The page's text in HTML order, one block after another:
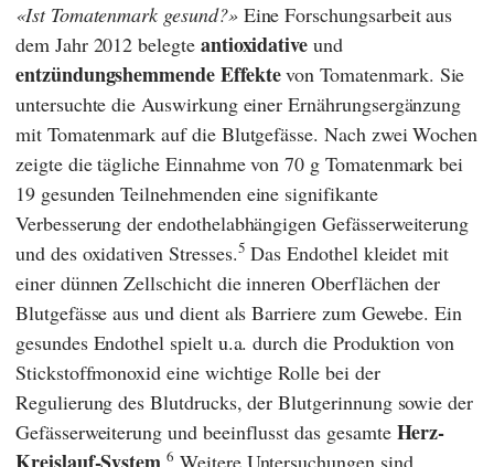
Ist Tomatenmark gesund? Eine Forschungsarbeit aus
dem Jahr 2012 belegte antioxidative und
entzündungshemmende Effektevon Tomatenmark. Sie
untersuchte die Auswirkung einer Ernährungsergänzung
mit Tomatenmark auf die Blutgefässe. Nach zwei Wochen
zeigte die tägliche Einnahme von 70 g Tomatenmark bei
19 gesunden Teilnehmenden eine signifikante
Verbesserung der endothelabhängigen Gefässerweiterung
und des oxidativen Stresses.5 Das Endothel kleidet mit
einer dünnen Zellschicht die inneren Oberflächen der
Blutgefässe aus und dient als Barriere zum Gewebe. Ein
gesundes Endothel spielt u.a. durch die Produktion von
Stickstoffmonoxid eine wichtige Rolle bei der
Regulierung des Blutdrucks, der Blutgerinnung sowie der
Gefässerweiterung und beeinflusst das gesamte Herz-
6